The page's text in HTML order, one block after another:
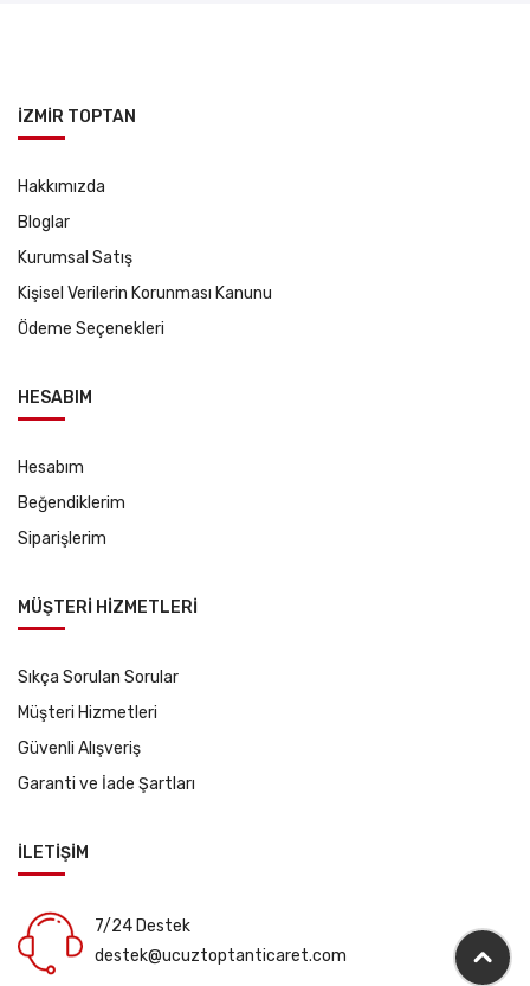
İZMİR TOPTAN
Hakkımızda
Bloglar
Kurumsal Satış
Kişisel Verilerin Korunması Kanunu
Ödeme Seçenekleri
HESABIM
Hesabım
Beğendiklerim
Siparişlerim
MÜŞTERİ HİZMETLERİ
Sıkça Sorulan Sorular
Müşteri Hizmetleri
Güvenli Alışveriş
Garanti ve İade Şartları
İLETİŞİM
7/24 Destek
destek@ucuztoptanticaret.com